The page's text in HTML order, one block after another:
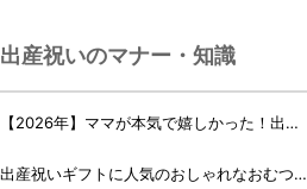
出産祝いのマナー・知識
【2026年】ママが本気で嬉しかった！出産
出産祝いギフトに人気のおしゃれなおむつケ